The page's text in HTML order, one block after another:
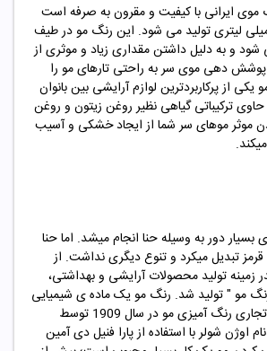
ایرانی با کیفیت و مقرون به صرفه است
در بسته بندی 50 میلی لیتری تولید می شود. این رنگ مو در طیف
و به دلیل داشتن مقداری زیاد و موثری از
پوشش دهی موی سر به راحتی تارهای مو را
از پرکاربردترین لوازم آرایشی بین بانوان
ترکیباتی گیاهی نظیر روغن زیتون و روغن
موثر موهای سر شما از ایجاد خشکی و آسیب
بسیار دور به وسیله حنا انجام میشد. اما حنا
تبدیل میکرد و تنوع دیگری نداشت. از
زمینه تولید محصولات آرایشی و بهداشتی،
مو "تولید شد. رنگ مو یک ماده ­ی شیمیایی
است. اولین محصول تجاری رنگ ­آمیزی مو در سال 1909 توسط
اوژن شولر با استفاده از پارا فنیل دی آمین